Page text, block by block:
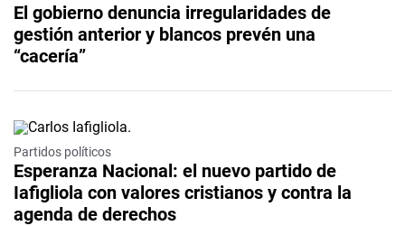
El gobierno denuncia irregularidades de
gestión anterior y blancos prevén una
“cacería”
Partidos políticos
Esperanza Nacional: el nuevo partido de
Iafigliola con valores cristianos y contra la
agenda de derechos